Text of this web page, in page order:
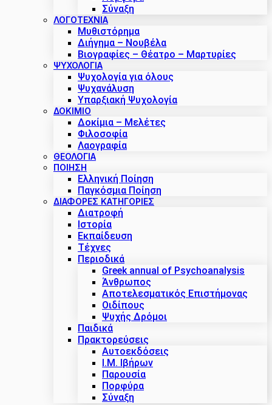
Σύναξη
ΛΟΓΟΤΕΧΝΙΑ
Μυθιστόρημα
Διήγημα – Νουβέλα
Βιογραφίες – Θέατρο – Μαρτυρίες
ΨΥΧΟΛΟΓΙΑ
Ψυχολογία για όλους
Ψυχανάλυση
Υπαρξιακή Ψυχολογία
ΔΟΚΊΜΙΟ
Δοκίμια – Μελέτες
Φιλοσοφία
Λαογραφία
ΘΕΟΛΟΓΙΑ
ΠΟΙΗΣΗ
Ελληνική Ποίηση
Παγκόσμια Ποίηση
ΔΙΑΦΟΡΕΣ ΚΑΤΗΓΟΡΙΕΣ
Διατροφή
Ιστορία
Εκπαίδευση
Τέχνες
Περιοδικά
Greek annual of Psychoanalysis
Άνθρωπος
Αποτελεσματικός Επιστήμονας
Οιδίπους
Ψυχής Δρόμοι
Παιδικά
Πρακτoρεύσεις
Αυτοεκδόσεις
Ι.Μ. Ιβήρων
Παρουσία
Πορφύρα
Σύναξη